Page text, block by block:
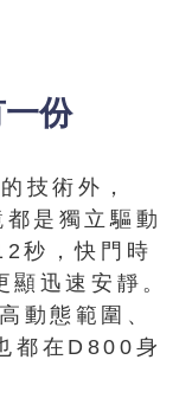
份
技術外，
是獨立驅動
秒，快門時
迅速安靜。
動態範圍、
都在D800身